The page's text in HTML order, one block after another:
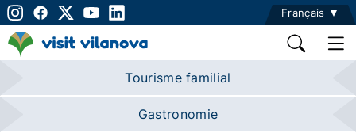
Français
Tourisme familial
Gastronomie